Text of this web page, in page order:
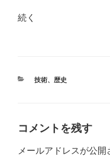
続く
カ
技術、 歴史
コメントを残す
メールアドレスが公開